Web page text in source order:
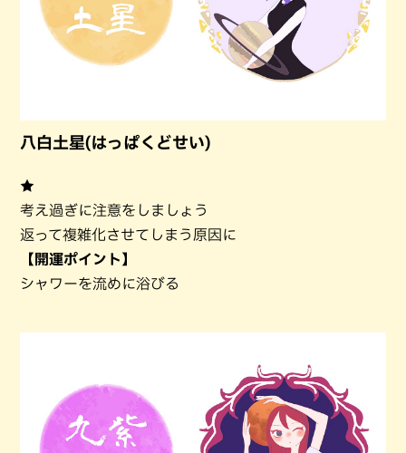
八白土星(はっぱくどせい)
★
考え過ぎに注意をしましょう
返って複雑化させてしまう原因に
【開運ポイント】
シャワーを流めに浴びる